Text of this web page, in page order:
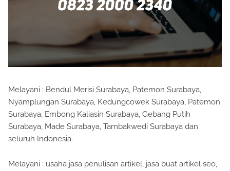
Melayani : Bendul Merisi Surabaya, Patemon Surabaya,
Nyamplungan Surabaya, Kedungcowek Surabaya, Patemon
Surabaya, Embong Kaliasin Surabaya, Gebang Putih
Surabaya, Made Surabaya, Tambakwedi Surabaya dan
seluruh Indonesia.
Melayani : usaha jasa penulisan artikel, jasa buat artikel seo,